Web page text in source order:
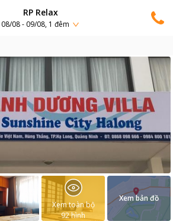
RP Relax
08/08 - 09/08, 1 đêm
Xem toàn bộ
92hình
Xem bản đồ